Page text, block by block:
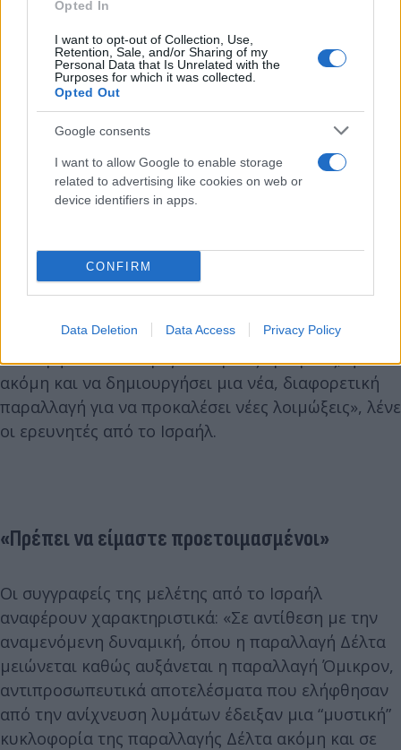
Opted In
I want to opt-out of Collection, Use,
Retention, Sale, and/or Sharing of my
Personal Data that Is Unrelated with the
Purposes for which it was collected.
Opted Out
Google consents
I want to allow Google to enable storage
related to advertising like cookies on web or
device identifiers in apps.
CONFIRM
Data Deletion Data Access Privacy Policy
«Εάν το περιεχόμενο των προβλέψεών μας
αποδειχθεί ακριβές, η παραλλαγή Δέλτα ενδέχεται
να μας προβληματίσει στο άμεσο μέλλον, πολύ
περισσότερο από την Όμικρον», έγραψαν οι
ερευνητές στην εργασία τους.
«Η ισραηλινή κυβέρνηση και το υπουργείο Υγείας
πιθανότατα θα άρουν όλους τους περιορισμούς,
αφού η Όμικρον συνοδεύεται από μειωμένη
κρούσματα. Εντωμεταξύ, η Δέλτα εξακολουθεί να
κυκλοφορεί στον πληθυσμό, ο οποίος βρίσκεται
λιγότερους περιορισμούς, μπορεί να
επανεμφανιστεί σε μεγαλύτερους αριθμούς, ή
ακόμη και να δημιουργήσει μια νέα, διαφορετική
παραλλαγή για να προκαλέσει νέες λοιμώξεις», λένε
οι ερευνητές από το Ισραήλ.
«Πρέπει να είμαστε προετοιμασμένοι»
Οι συγγραφείς της μελέτης από το Ισραήλ
αναφέρουν χαρακτηριστικά: «Σε αντίθεση με την
αναμενόμενη δυναμική, όπου η παραλλαγή Δέλτα
μειώνεται καθώς αυξάνεται η παραλλαγή Όμικρον,
αντιπροσωπευτικά αποτελέσματα που ελήφθησαν
από την ανίχνευση λυμάτων έδειξαν μια “μυστική”
κυκλοφορία της παραλλαγής Δέλτα ακόμη και σε